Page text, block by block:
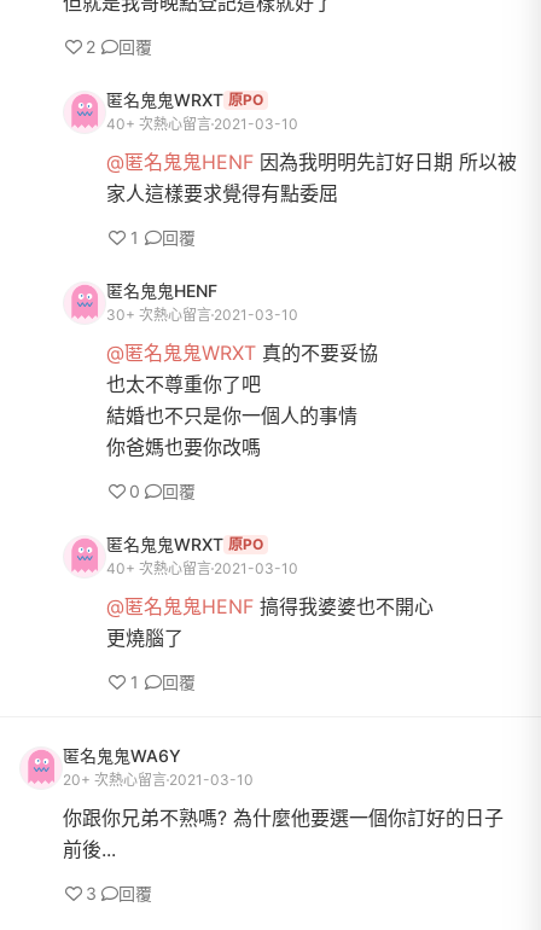
2 回覆
匿名鬼鬼WRXT 原PO
40+ 次熱心留言 2021-03-10
@匿名鬼鬼HENF 因為我明明先訂好日期 所以被
家人這樣要求覺得有點委屈
1 回覆
匿名鬼鬼HENF
30+ 次熱心留言 2021-03-10
@匿名鬼鬼WRXT 真的不要妥協
也太不尊重你了吧
結婚也不只是你一個人的事情
你爸媽也要你改嗎
0 回覆
匿名鬼鬼WRXT 原PO
40+ 次熱心留言 2021-03-10
@匿名鬼鬼HENF 搞得我婆婆也不開心
更燒腦了
1 回覆
匿名鬼鬼WA6Y
20+ 次熱心留言 2021-03-10
你跟你兄弟不熟嗎? 為什麼他要選一個你訂好的日子
前後...
3 回覆